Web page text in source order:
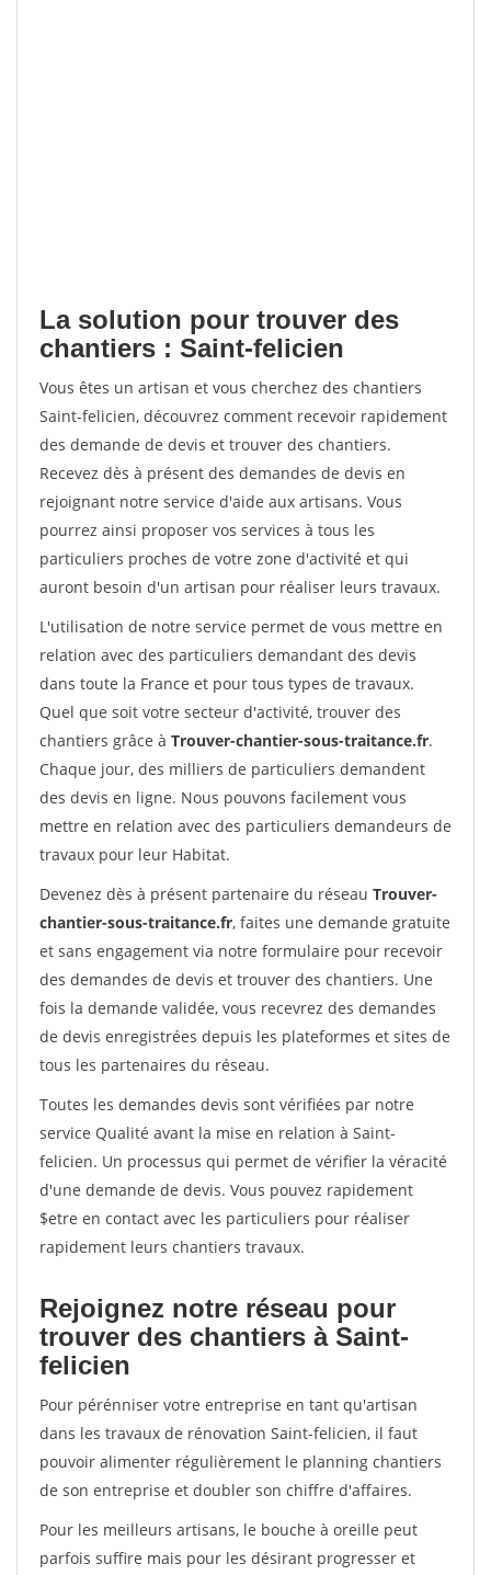
La solution pour trouver des
chantiers : Saint-felicien
Vous êtes un artisan et vous cherchez des chantiers
Saint-felicien, découvrez comment recevoir rapidement
des demande de devis et trouver des chantiers.
Recevez dès à présent des demandes de devis en
rejoignant notre service d'aide aux artisans. Vous
pourrez ainsi proposer vos services à tous les
particuliers proches de votre zone d'activité et qui
auront besoin d'un artisan pour réaliser leurs travaux.
L'utilisation de notre service permet de vous mettre en
relation avec des particuliers demandant des devis
dans toute la France et pour tous types de travaux.
Quel que soit votre secteur d'activité, trouver des
chantiers grâce à Trouver-chantier-sous-traitance.fr.
Chaque jour, des milliers de particuliers demandent
des devis en ligne. Nous pouvons facilement vous
mettre en relation avec des particuliers demandeurs de
travaux pour leur Habitat.
Devenez dès à présent partenaire du réseau Trouver-
chantier-sous-traitance.fr, faites une demande gratuite
et sans engagement via notre formulaire pour recevoir
des demandes de devis et trouver des chantiers. Une
fois la demande validée, vous recevrez des demandes
de devis enregistrées depuis les plateformes et sites de
tous les partenaires du réseau.
Toutes les demandes devis sont vérifiées par notre
service Qualité avant la mise en relation à Saint-
felicien. Un processus qui permet de vérifier la véracité
d'une demande de devis. Vous pouvez rapidement
$etre en contact avec les particuliers pour réaliser
rapidement leurs chantiers travaux.
Rejoignez notre réseau pour
trouver des chantiers à Saint-
felicien
Pour pérénniser votre entreprise en tant qu'artisan
dans les travaux de rénovation Saint-felicien, il faut
pouvoir alimenter régulièrement le planning chantiers
de son entreprise et doubler son chiffre d'affaires.
Pour les meilleurs artisans, le bouche à oreille peut
parfois suffire mais pour les désirant progresser et